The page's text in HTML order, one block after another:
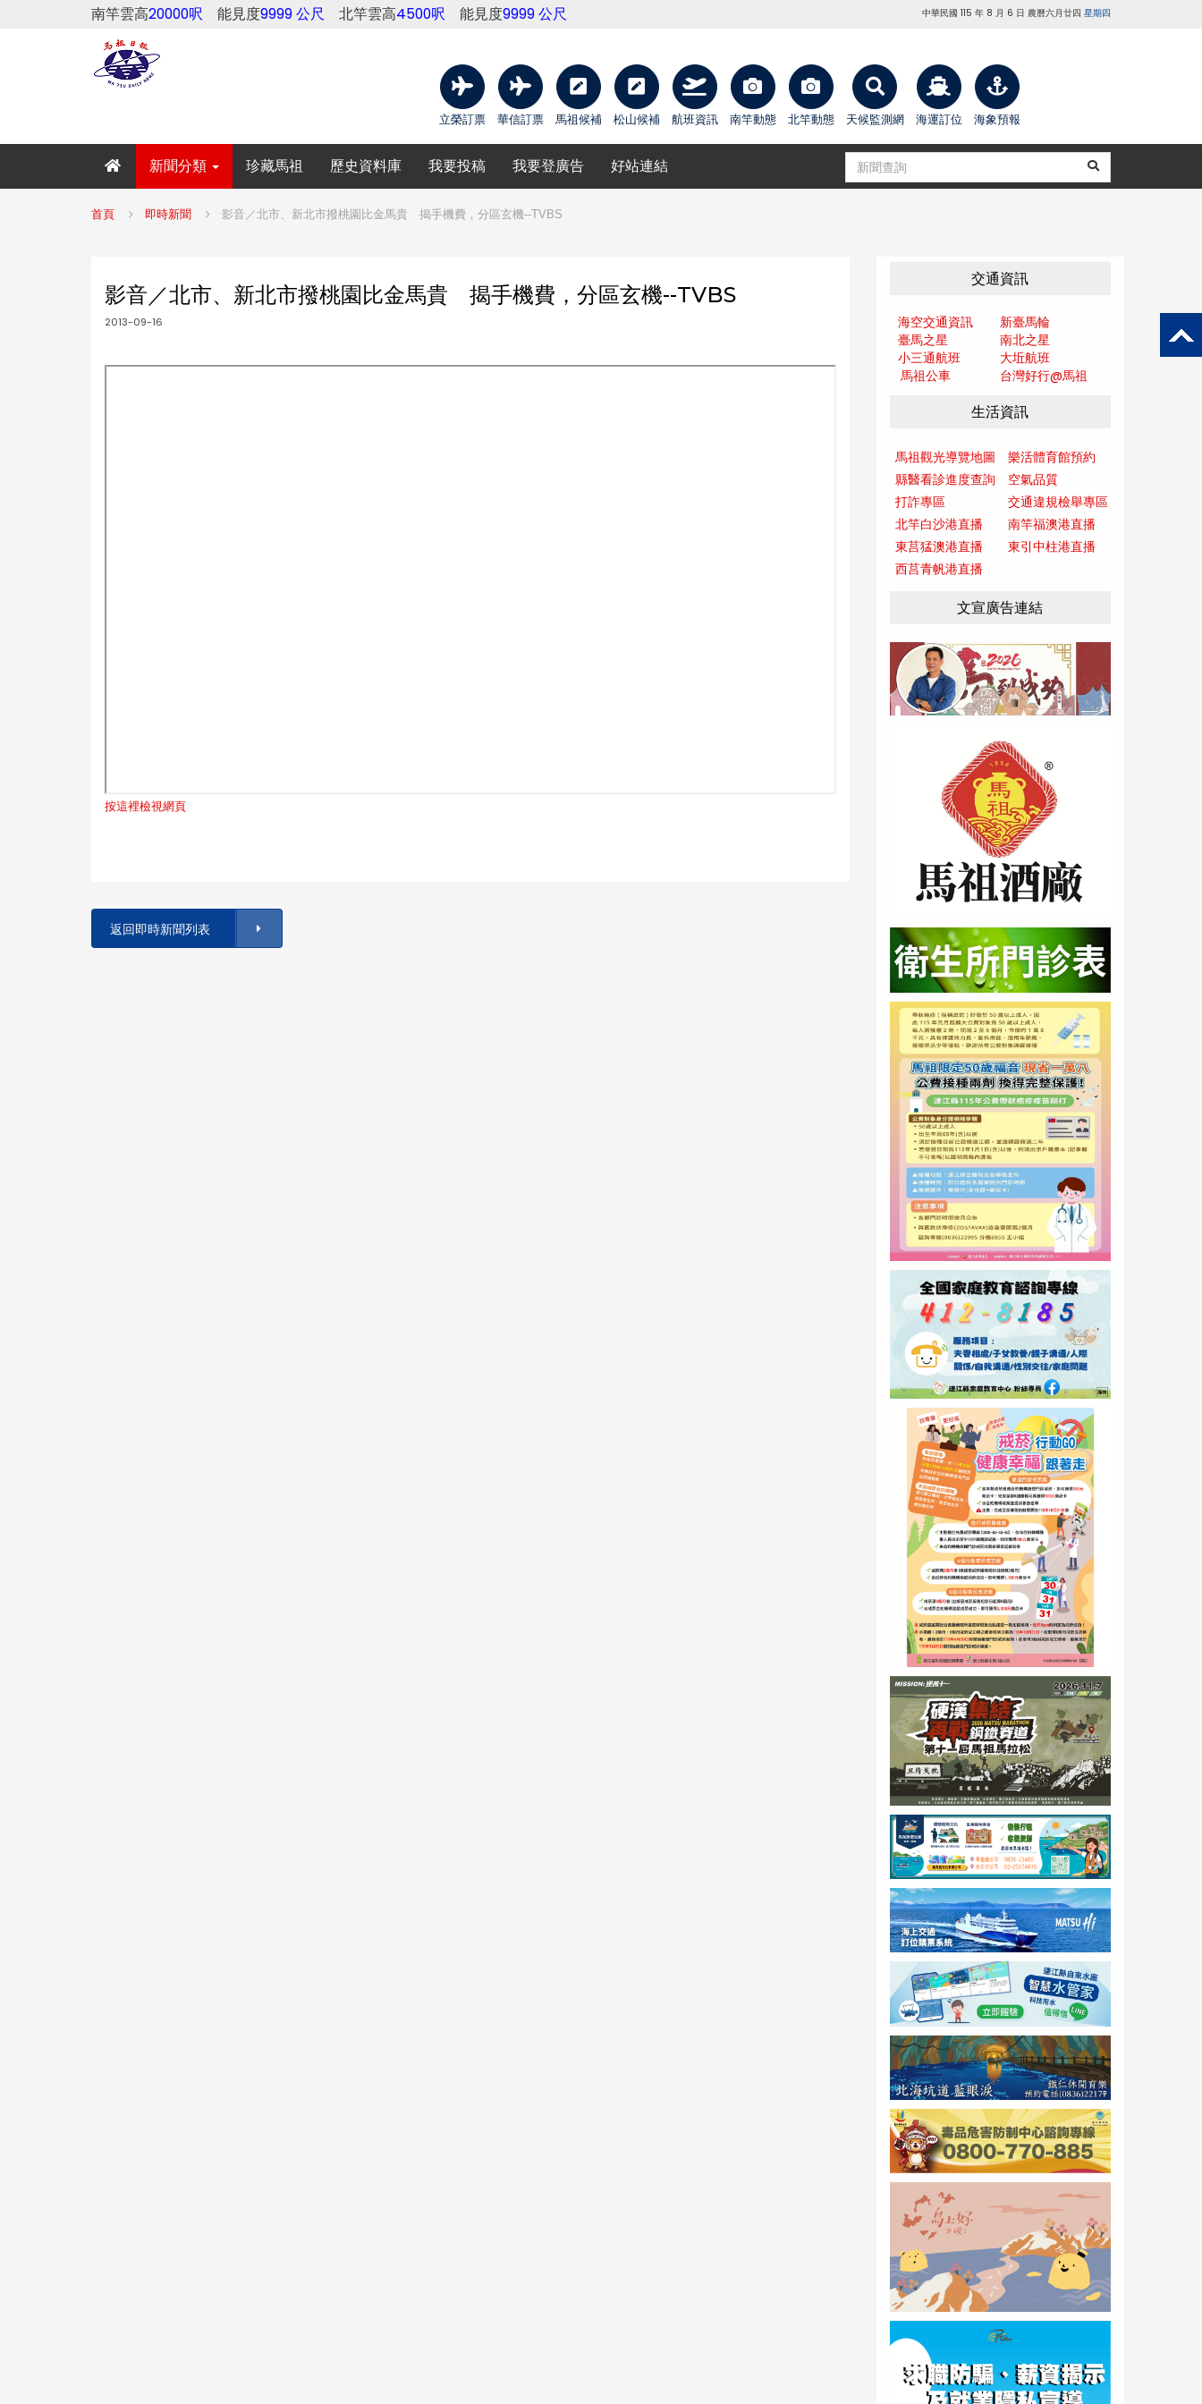
南竿雲高20000呎 能見度9999 公尺 北竿雲高4500呎 能見度9999 公尺 中華民國 115 年 8 月 6 日 農曆六月廿四 星期四
立榮訂票 華信訂票 馬祖候補 松山候補 航班資訊 南竿動態 北竿動態 天候監測網 海運訂位 海象預報
新聞分類 珍藏馬祖 歷史資料庫 我要投稿 我要登廣告 好站連結
首頁 即時新聞 影音／北市、新北市撥桃園比金馬貴 揭手機費，分區玄機--TVBS
影音／北市、新北市撥桃園比金馬貴 揭手機費，分區玄機--TVBS
2013-09-16
按這裡檢視網頁
返回即時新聞列表
交通資訊
海空交通資訊
新臺馬輪
臺馬之星
南北之星
小三通航班
大坵航班
馬祖公車
台灣好行@馬祖
生活資訊
馬祖觀光導覽地圖
樂活體育館預約
縣醫看診進度查詢
空氣品質
打詐專區
交通違規檢舉專區
北竿白沙港直播
南竿福澳港直播
東莒猛澳港直播
東引中柱港直播
西莒青帆港直播
文宣廣告連結